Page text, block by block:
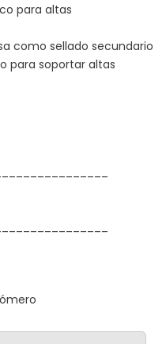
para altas
como sellado secundario
para soportar altas